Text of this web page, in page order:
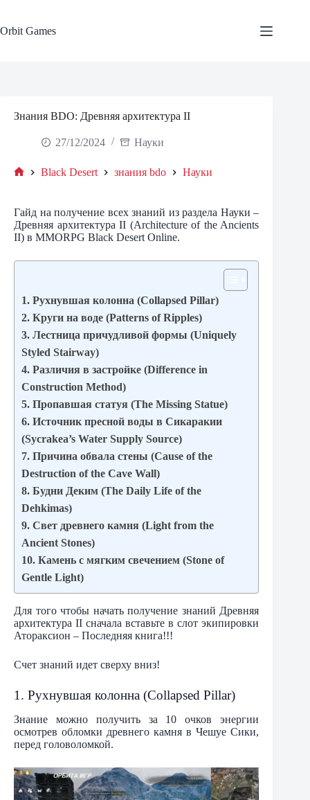
content
Orbit Games
Знания BDO: Древняя архитектура II
27/12/2024 Науки
Black Desert знания bdo Науки
Гайд на получение всех знаний из раздела Науки –
Древняя архитектура II (Architecture of the Ancients
II) в MMORPG Black Desert Online.
1. Рухнувшая колонна (Collapsed Pillar)
2. Круги на воде (Patterns of Ripples)
3. Лестница причудливой формы (Uniquely
Styled Stairway)
4. Различия в застройке (Difference in
Construction Method)
5. Пропавшая статуя (The Missing Statue)
6. Источник пресной воды в Сикаракии
(Sycrakea’s Water Supply Source)
7. Причина обвала стены (Cause of the
Destruction of the Cave Wall)
8. Будни Деким (The Daily Life of the
Dehkimas)
9. Свет древнего камня (Light from the
Ancient Stones)
10. Камень с мягким свечением (Stone of
Gentle Light)
Для того чтобы начать получение знаний Древняя
архитектура II сначала вставьте в слот экипировки
Атораксион – Последняя книга!!!
Счет знаний идет сверху вниз!
1. Рухнувшая колонна (Collapsed Pillar)
Знание можно получить за 10 очков энергии
осмотрев обломки древнего камня в Чешуе Сики,
перед головоломкой.